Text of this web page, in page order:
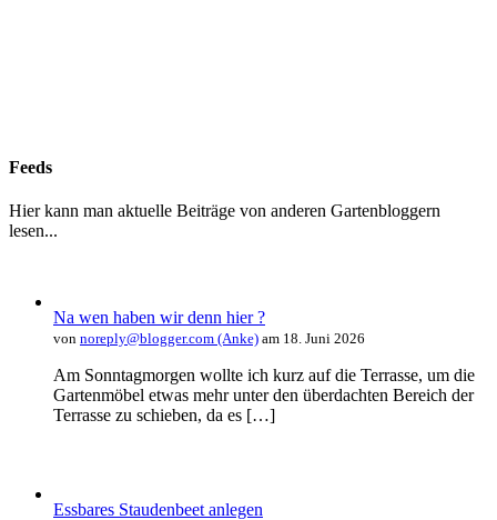
Feeds
Hier kann man aktuelle Beiträge von anderen Gartenbloggern
lesen...
Na wen haben wir denn hier ?
von noreply@blogger.com (Anke) am 18. Juni 2026
Am Sonntagmorgen wollte ich kurz auf die Terrasse, um die
Gartenmöbel etwas mehr unter den überdachten Bereich der
Terrasse zu schieben, da es […]
Essbares Staudenbeet anlegen